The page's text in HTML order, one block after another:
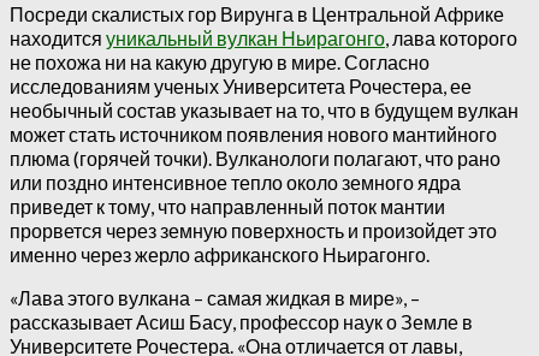
Посреди скалистых гор Вирунга в Центральной Африке
находится уникальный вулкан Ньирагонго, лава которого
не похожа ни на какую другую в мире. Согласно
исследованиям ученых Университета Рочестера, ее
необычный состав указывает на то, что в будущем вулкан
может стать источником появления нового мантийного
плюма (горячей точки). Вулканологи полагают, что рано
или поздно интенсивное тепло около земного ядра
приведет к тому, что направленный поток мантии
прорвется через земную поверхность и произойдет это
именно через жерло африканского Ньирагонго.
«Лава этого вулкана – самая жидкая в мире», –
рассказывает Асиш Басу, профессор наук о Земле в
Университете Рочестера. «Она отличается от лавы,